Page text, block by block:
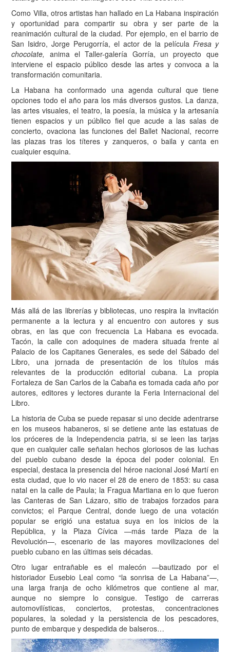
Como Villa, otros artistas han hallado en La Habana inspiración
y oportunidad para compartir su obra y ser parte de la
reanimación cultural de la ciudad. Por ejemplo, en el barrio de
San Isidro, Jorge Perugorría, el actor de la película Fresa y
chocolate, anima el Taller-galería Gorría, un proyecto que
interviene el espacio público desde las artes y convoca a la
transformación comunitaria.
La Habana ha conformado una agenda cultural que tiene
opciones todo el año para los más diversos gustos. La danza,
las artes visuales, el teatro, la poesía, la música y la artesanía
tienen espacios y un público fiel que acude a las salas de
concierto, ovaciona las funciones del Ballet Nacional, recorre
las plazas tras los títeres y zanqueros, o baila y canta en
cualquier esquina.
Más allá de las librerías y bibliotecas, uno respira la invitación
permanente a la lectura y al encuentro con autores y sus
obras, en las que con frecuencia La Habana es evocada.
Tacón, la calle con adoquines de madera situada frente al
Palacio de los Capitanes Generales, es sede del Sábado del
Libro, una jornada de presentación de los títulos más
relevantes de la producción editorial cubana. La propia
Fortaleza de San Carlos de la Cabaña es tomada cada año por
autores, editores y lectores durante la Feria Internacional del
Libro.
La historia de Cuba se puede repasar si uno decide adentrarse
en los museos habaneros, si se detiene ante las estatuas de
los próceres de la Independencia patria, si se leen las tarjas
que en cualquier calle señalan hechos gloriosos de las luchas
del pueblo cubano desde la época del poder colonial. En
especial, destaca la presencia del héroe nacional José Martí en
esta ciudad, que lo vio nacer el 28 de enero de 1853: su casa
natal en la calle de Paula; la Fragua Martiana en lo que fueron
las Canteras de San Lázaro, sitio de trabajos forzados para
convictos; el Parque Central, donde luego de una votación
popular se erigió una estatua suya en los inicios de la
República, y la Plaza Cívica —más tarde Plaza de la
Revolución—, escenario de las mayores movilizaciones del
pueblo cubano en las últimas seis décadas.
Otro lugar entrañable es el malecón —bautizado por el
historiador Eusebio Leal como “la sonrisa de La Habana”—,
una larga franja de ocho kilómetros que contiene al mar,
aunque no siempre lo consigue. Testigo de carreras
automovilísticas, conciertos, protestas, concentraciones
populares, la soledad y la persistencia de los pescadores,
punto de embarque y despedida de balseros…